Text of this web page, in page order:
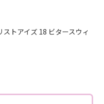
ストアイズ 18 ビタースウィ